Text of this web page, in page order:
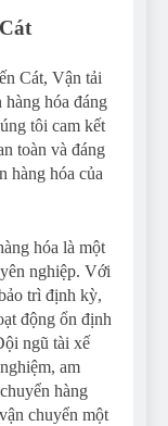
Cát, Vận tải
hóa đáng
tôi cam kết
toàn và đáng
hàng hóa của
hóa là một
nghiệp. Với
trì định kỳ,
động ổn định
ngũ tài xế
am
hàng
chuyển một